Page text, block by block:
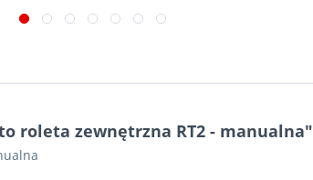
roleta zewnętrzna RT2 - manualna"